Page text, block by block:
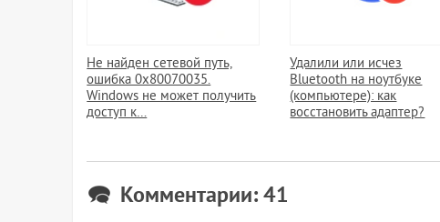
Не найден сетевой путь,
ошибка 0x80070035.
Windows не может получить
доступ к…
Удалили или исчез
Bluetooth на ноутбуке
(компьютере): как
восстановить адаптер?
Комментарии: 41